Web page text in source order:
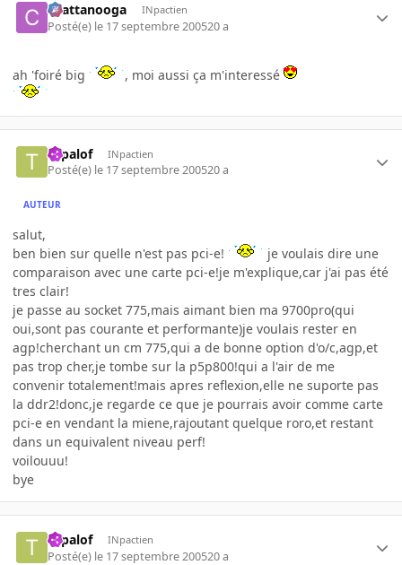
chattanooga INpactien
Posté(e) le 17 septembre 200520 a
ah 'foiré big , moi aussi ça m'interessé
topalof INpactien
Posté(e) le 17 septembre 200520 a
AUTEUR
salut,
ben bien sur quelle n'est pas pci-e!
je voulais dire une
comparaison avec une carte pci-e!je m'explique,car j'ai pas été
tres clair!
je passe au socket 775,mais aimant bien ma 9700pro(qui
oui,sont pas courante et performante)je voulais rester en
agp!cherchant un cm 775,qui a de bonne option d'o/c,agp,et
pas trop cher,je tombe sur la p5p800!qui a l'air de me
convenir totalement!mais apres reflexion,elle ne suporte pas
la ddr2!donc,je regarde ce que je pourrais avoir comme carte
pci-e en vendant la miene,rajoutant quelque roro,et restant
dans un equivalent niveau perf!
voilouuu!
bye
topalof INpactien
Posté(e) le 17 septembre 200520 a